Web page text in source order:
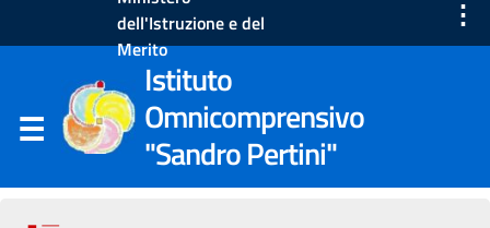
dell'Istruzione e del
Merito
⋮
Istituto
Omnicomprensivo
"Sandro Pertini"